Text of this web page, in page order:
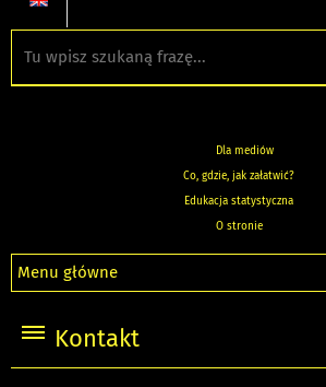
Dla mediów
Co, gdzie, jak załatwić?
Edukacja statystyczna
O stronie
Menu główne
Kontakt